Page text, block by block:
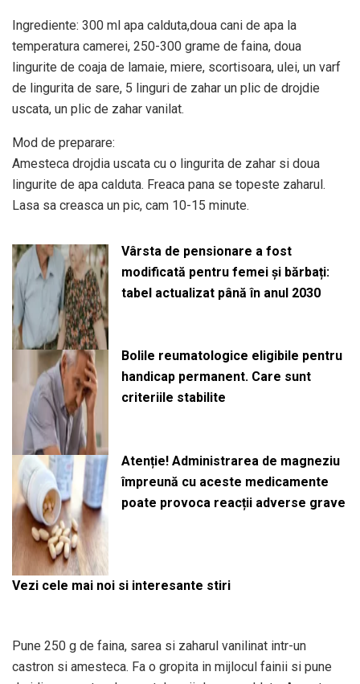
Ingrediente: 300 ml apa calduta,doua cani de apa la
temperatura camerei, 250-300 grame de faina, doua
lingurite de coaja de lamaie, miere, scortisoara, ulei, un varf
de lingurita de sare, 5 linguri de zahar un plic de drojdie
uscata, un plic de zahar vanilat.
Mod de preparare:
Amesteca drojdia uscata cu o lingurita de zahar si doua
lingurite de apa calduta. Freaca pana se topeste zaharul.
Lasa sa creasca un pic, cam 10-15 minute.
Vârsta de pensionare a fost
modificată pentru femei și bărbați:
tabel actualizat până în anul 2030
Bolile reumatologice eligibile pentru
handicap permanent. Care sunt
criteriile stabilite
Atenție! Administrarea de magneziu
împreună cu aceste medicamente
poate provoca reacții adverse grave
Vezi cele mai noi si interesante stiri
Pune 250 g de faina, sarea si zaharul vanilinat intr-un
castron si amesteca. Fa o gropita in mijlocul fainii si pune